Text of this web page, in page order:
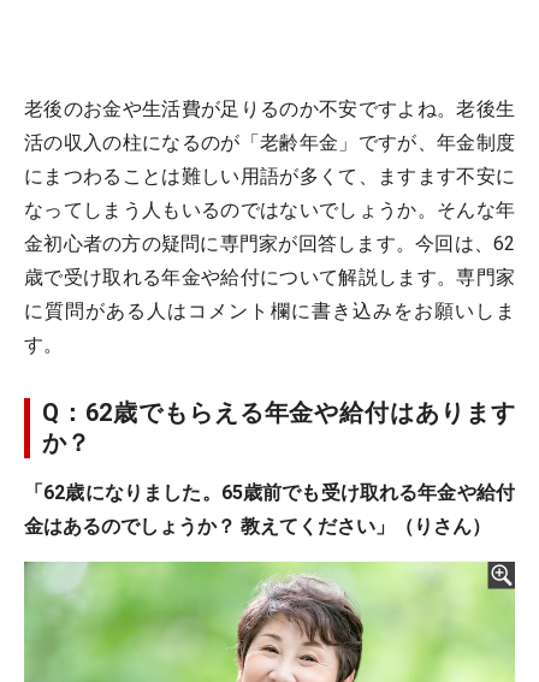
老後のお金や生活費が足りるのか不安ですよね。老後生
活の収入の柱になるのが「老齢年金」ですが、年金制度
にまつわることは難しい用語が多くて、ますます不安に
なってしまう人もいるのではないでしょうか。そんな年
金初心者の方の疑問に専門家が回答します。今回は、62
歳で受け取れる年金や給付について解説します。専門家
に質問がある人はコメント欄に書き込みをお願いしま
す。
Q：62歳でもらえる年金や給付はあります
か？
「62歳になりました。65歳前でも受け取れる年金や給付
金はあるのでしょうか？ 教えてください」（りさん）